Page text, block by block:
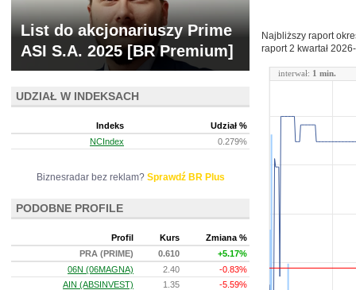
Najbliższy raport
raport 2 kwartał
interwał: 1 min.
List do akcjonariuszy Prime
ASI S.A. 2025 [BR Premium]
UDZIAŁ W INDEKSACH
Indeks
Udział %
NCIndex
0.279%
Biznesradar bez reklam? Sprawdź BR Plus
PODOBNE PROFILE
Profil Kurs
Zmiana %
PRA (PRIME)
0.610
+5.17%
06N (06MAGNA)
2.40
-0.83%
AIN (ABSINVEST)
1.35
-5.59%